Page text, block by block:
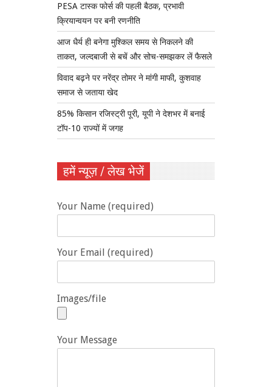
PESA टास्क फोर्स की पहली बैठक, प्रभावी
क्रियान्वयन पर बनी रणनीति
आज धैर्य ही बनेगा मुश्किल समय से निकलने की
ताकत, जल्दबाजी से बचें और सोच-समझकर लें फैसले
विवाद बढ़ने पर नरेंद्र तोमर ने मांगी माफी, कुशवाह
समाज से जताया खेद
85% किसान रजिस्ट्री पूरी, यूपी ने देशभर में बनाई
टॉप-10 राज्यों में जगह
हमें न्यूज़ / लेख भेजें
Your Name (required)
Your Email (required)
Images/file
Your Message